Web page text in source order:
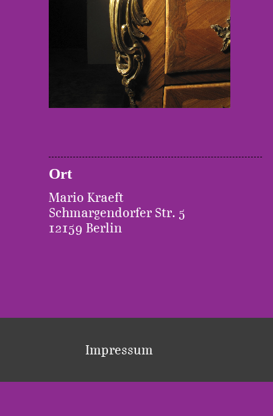
Ort
Mario Kraeft
Schmargendorfer Str. 5
12159 Berlin
Impressum